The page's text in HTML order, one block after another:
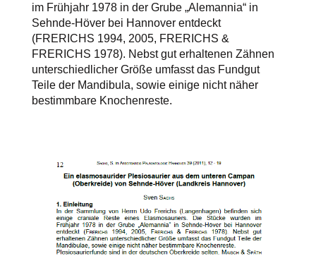
im Frühjahr 1978 in der Grube „Alemannia“ in
Sehnde-Höver bei Hannover entdeckt
(FRERICHS 1994, 2005, FRERICHS &
FRERICHS 1978). Nebst gut erhaltenen Zähnen
unterschiedlicher Größe umfasst das Fundgut
Teile der Mandibula, sowie einige nicht näher
bestimmbare Knochenreste.